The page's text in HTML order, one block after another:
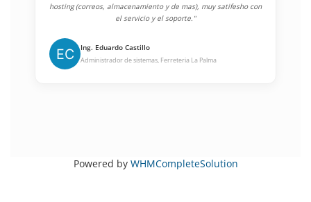
hosting (correos, almacenamiento y de mas), muy satifesho con
el servicio y el soporte."
Ing. Eduardo Castillo
Administrador de sistemas, Ferreteria La Palma
Powered by WHMCompleteSolution